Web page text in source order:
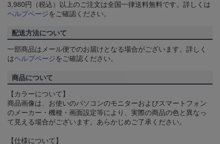
3,980円（税込）以上のご注文は全国一律送料無料です。詳しくは
ヘルプページをご確認ください。
配送方法について
一部商品はメール便でのお届けとなる場合がございます。詳しく
はヘルプページをご確認ください。
商品について
【カラーについて】
商品画像は、お使いのパソコンのモニターおよびスマートフォン
のメーカー・機種・画面設定等により、実際の商品の色と異なっ
て見える場合がございます。あらかじめご了承ください。
【仕様について】